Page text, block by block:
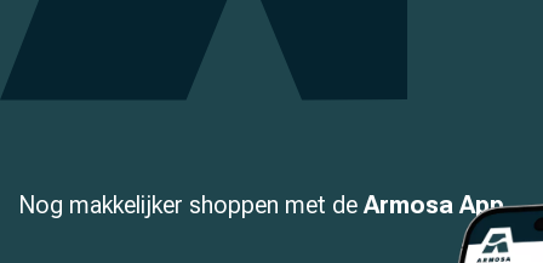
Nog makkelijker shoppen met de Armosa App